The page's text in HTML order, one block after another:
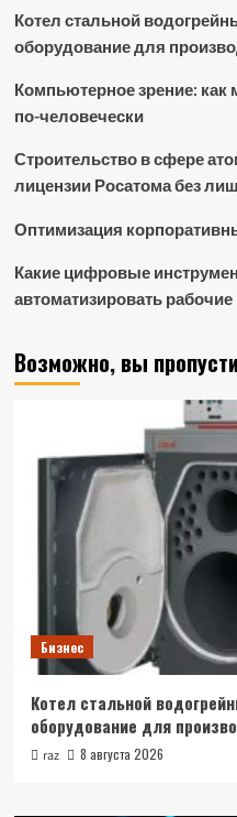
Котел стальной
оборудование для
Компьютерное зрение:
по-человечески
Строительство в сфере
лицензии Росатома без
Оптимизация
Какие цифровые
автоматизировать
Возможно, вы
Бизнес
Котел стальной
оборудование для
raz 8 августа 2026